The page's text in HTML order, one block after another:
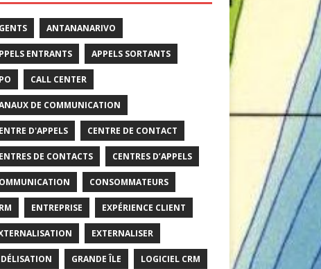
ANTANANARIVO
ENTRANTS APPELS SORTANTS
CALL CENTER
DE COMMUNICATION
D'APPELS CENTRE DE CONTACT
DE CONTACTS CENTRES D’APPELS
CONSOMMATEURS
ENTREPRISE EXPÉRIENCE CLIENT
EXTERNALISER
GRANDE ÎLE LOGICIEL CRM